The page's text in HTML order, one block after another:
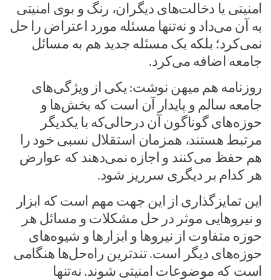
امنیتی یا دخالت‌های دیگران، رنگ و بوی امنیتی
به آن می‌داد و نه‌تنها مسئله مورد اعتراض را حل
نمی‌کرد؛ بلکه یک مسئله جدید هم به مسائل
جامعه اضافه می‌کرد.
روزنامه هم میهن نوشت: یکی از ویژگی‌های
جامعه سالم و پایدار آن است که بخش‌ها و
حوزه‌های گوناگون آن درحالی‌که با یکدیگر
مرتبط هستند، همزمان استقلال نسبی خود را
هم حفظ می‌کنند و اجازه نمی‌دهند که عوارض
هر کدام بر دیگری سرریز شود.
این تمایزگذاری از این جهت مهم است که ابزار
و نیروهایی موثر در حل مشکلات و مسائل هر
حوزه متفاوت از نیروها و ابزارها و شیوه‌های
حوزه‌های دیگر است. تندترین راه‌حل‌ها هنگامی
است که موضوعات امنیتی شوند. نه‌تنها